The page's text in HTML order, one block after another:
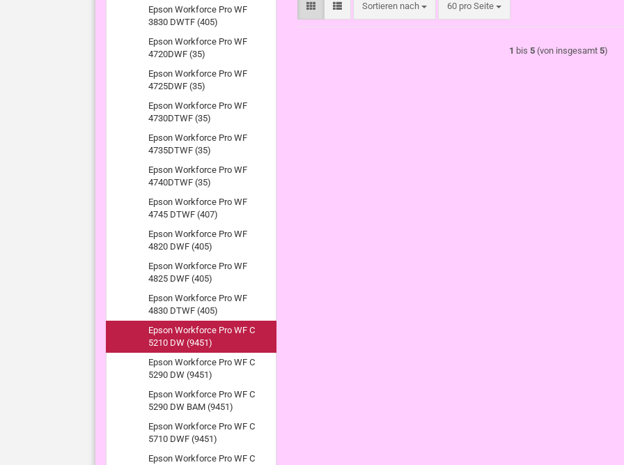
Sortieren nach
Sortieren nach 60 pro Seite
pro Seite
1 bis 5 (von insgesamt 5)
Epson Workforce Pro WF
3830 DWTF (405)
Epson Workforce Pro WF
4720DWF (35)
Epson Workforce Pro WF
4725DWF (35)
Epson Workforce Pro WF
4730DTWF (35)
Epson Workforce Pro WF
4735DTWF (35)
Epson Workforce Pro WF
4740DTWF (35)
Epson Workforce Pro WF
4745 DTWF (407)
Epson Workforce Pro WF
4820 DWF (405)
Epson Workforce Pro WF
4825 DWF (405)
Epson Workforce Pro WF
4830 DTWF (405)
Epson Workforce Pro WF C
5210 DW (9451)
Epson Workforce Pro WF C
5290 DW (9451)
Epson Workforce Pro WF C
5290 DW BAM (9451)
Epson Workforce Pro WF C
5710 DWF (9451)
Epson Workforce Pro WF C